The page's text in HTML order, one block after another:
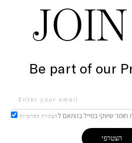
Be part of our
שיווקי במייל בהתאם להצהרת הפרטיות
הצטרפי